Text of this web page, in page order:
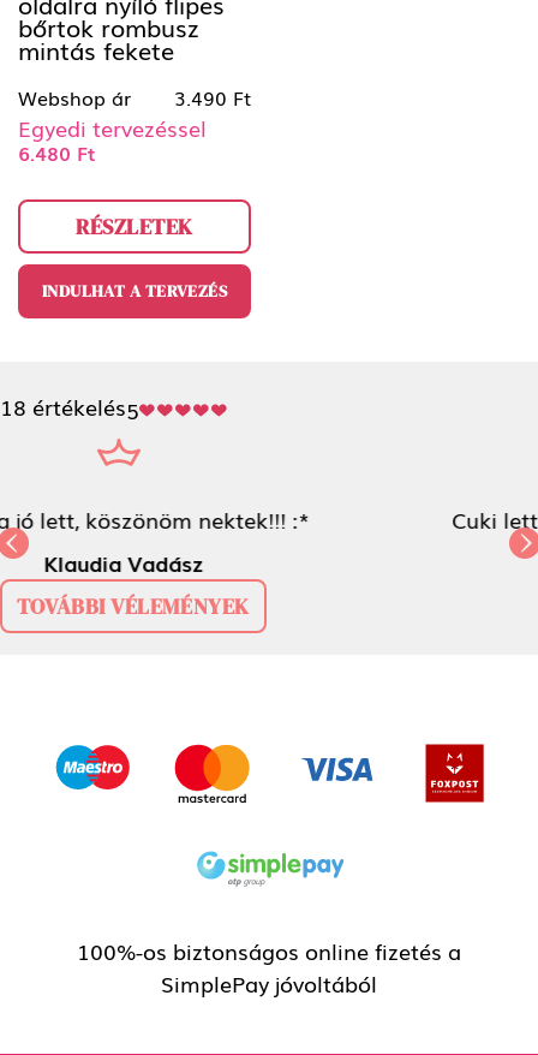
bőrtok rombusz
mintás fekete
Webshop ár 3.490 Ft
Egyedi tervezéssel
6.480 Ft
RÉSZLETEK
INDULHAT A TERVEZÉS
18 értékelés5
Cuki lett a tok a kiscicámról!!!
Kata Napos
Previous
TOVÁBBI VÉLEMÉNYEK
100%-os biztonságos online fizetés a
SimplePay jóvoltából